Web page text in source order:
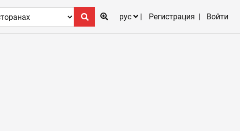
рус
Регистрация Войти